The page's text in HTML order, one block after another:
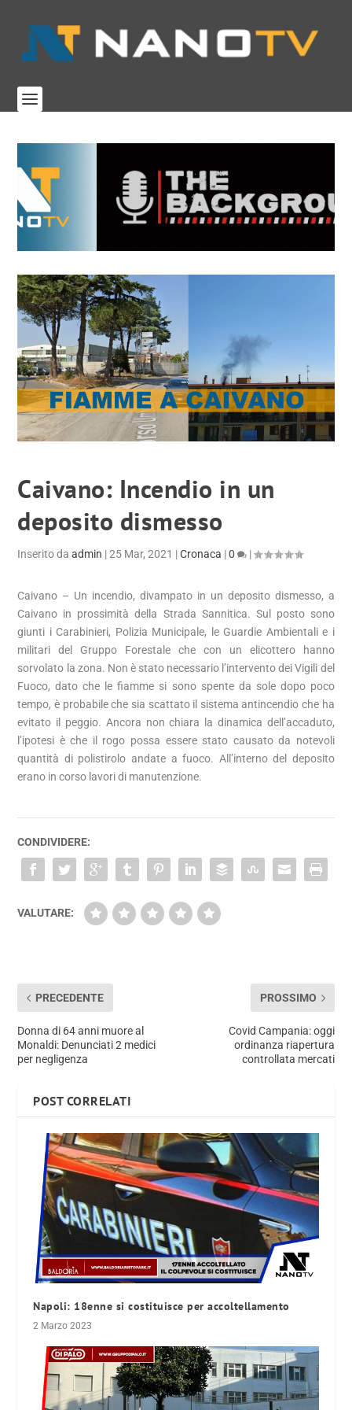
Caivano: Incendio in un
deposito dismesso
Inserito daadmin |25 Mar, 2021 |Cronaca |0 |
Caivano – Un incendio, divampato in un deposito dismesso, a
Caivano in prossimità della Strada Sannitica. Sul posto sono
giunti i Carabinieri, Polizia Municipale, le Guardie Ambientali e i
militari del Gruppo Forestale che con un elicottero hanno
sorvolato la zona. Non è stato necessario l’intervento dei Vigili del
Fuoco, dato che le fiamme si sono spente da sole dopo poco
tempo, è probabile che sia scattato il sistema antincendio che ha
evitato il peggio. Ancora non chiara la dinamica dell’accaduto,
l’ipotesi è che il rogo possa essere stato causato da notevoli
quantità di polistirolo andate a fuoco. All’interno del deposito
erano in corso lavori di manutenzione.
CONDIVIDERE:
VALUTARE:
PRECEDENTE
Donna di 64 anni muore al
Monaldi: Denunciati 2 medici
per negligenza
PROSSIMO
Covid Campania: oggi
ordinanza riapertura
controllata mercati
POST CORRELATI
Napoli: 18enne si costituisce per accoltellamento
2 Marzo 2023